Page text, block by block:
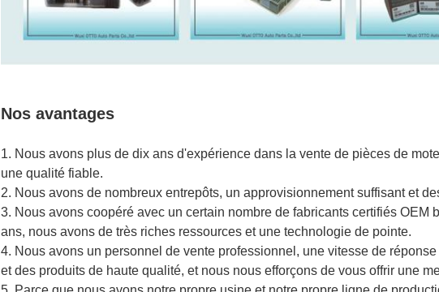
Nos avantages
1. Nous avons plus de dix ans d'expérience dans la vente de pièces de
une qualité fiable.
2. Nous avons de nombreux entrepôts, un approvisionnement suffisant et
3. Nous avons coopéré avec un certain nombre de fabricants certifiés OEM
ans, nous avons de très riches ressources et une technologie de pointe.
4. Nous avons un personnel de vente professionnel, une vitesse de
et des produits de haute qualité, et nous nous efforçons de vous offrir une